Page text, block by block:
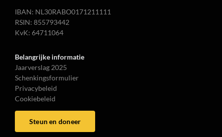
IBAN: NL30RABO0171211111
RSIN: 855793442
KvK: 64711064
Belangrijke informatie
Jaarverslag 2025
Schenkingsformulier
Privacybeleid
Cookiebeleid
Steun en doneer